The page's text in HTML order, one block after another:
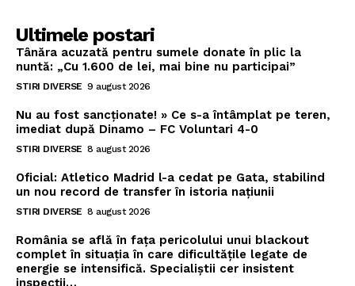
Ultimele postari
Tânăra acuzată pentru sumele donate în plic la
nuntă: „Cu 1.600 de lei, mai bine nu participai”
STIRI DIVERSE 9 august 2026
Nu au fost sancționate! » Ce s-a întâmplat pe teren,
imediat după Dinamo – FC Voluntari 4-0
STIRI DIVERSE 8 august 2026
Oficial: Atletico Madrid l-a cedat pe Gata, stabilind
un nou record de transfer în istoria națiunii
STIRI DIVERSE 8 august 2026
România se află în fața pericolului unui blackout
complet în situația în care dificultățile legate de
energie se intensifică. Specialiștii cer insistent